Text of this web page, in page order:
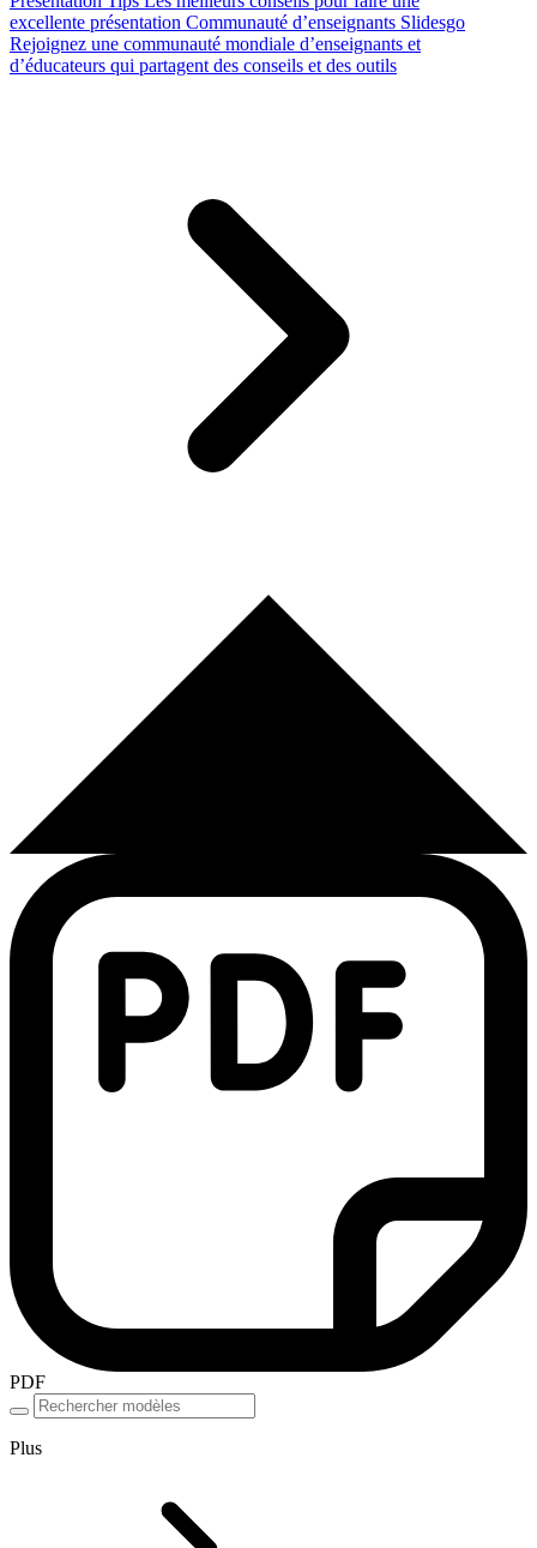
excellente présentation Communauté d’enseignants Slidesgo
Rejoignez une communauté mondiale d’enseignants et
d’éducateurs qui partagent des conseils et des outils
PDF
Plus